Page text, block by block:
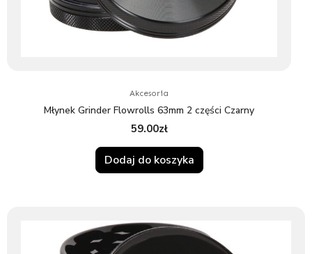
Akcesoria
Młynek Grinder Flowrolls 63mm 2 części Czarny
59.00zł
Dodaj do koszyka